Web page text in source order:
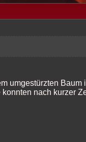
umgestürzten Baum
nach kurzer